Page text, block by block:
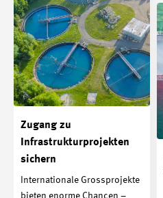
Zugang zu
Infrastrukturprojekten
sichern
Internationale Grossprojekte
bieten enorme Chancen –